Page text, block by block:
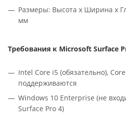
Размеры: Высота х Ширина х
мм
Требования к Microsoft Surface
Intel Core i5 (обязательно),
поддерживаются
Windows 10 Enterprise (не
Surface Pro 4)